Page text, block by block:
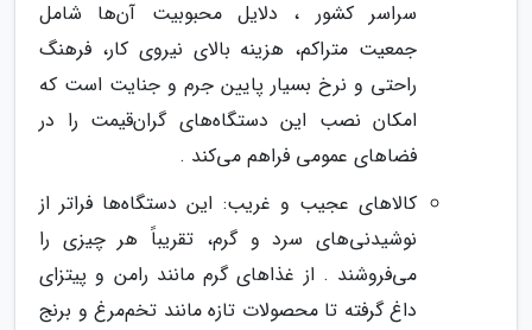
سراسر کشور ، دلایل محبوبیت آن‌ها شامل
جمعیت متراکم، هزینه بالای نیروی کار، فرهنگ
راحتی و نرخ بسیار پایین جرم و جنایت است که
امکان نصب این دستگاه‌های گران‌قیمت را در
فضاهای عمومی فراهم می‌کند .
کالاهای عجیب و غریب: این دستگاه‌ها فراتر از
نوشیدنی‌های سرد و گرم، تقریباً هر چیزی را
می‌فروشند . از غذاهای گرم مانند رامن و پیتزای
داغ گرفته تا محصولات تازه مانند تخم‌مرغ و برنج